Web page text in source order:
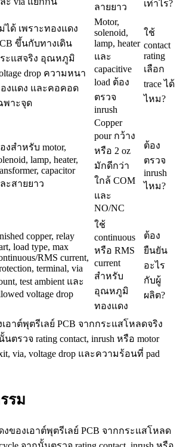
ลายยาว
เท่าไร?
ได้ เพราะทองแดง
ขึ้นกับทางเดิน
ะแสจริง อุณหภูมิ
drop ความหนา
งแดง และคอคอด
พาะจุด
Motor,
solenoid,
lamp, heater
และ
capacitive
load ต้อง
ตรวจ
inrush
ใช้
contact
rating
เลือก
trace ได้
ไหม?
งสำหรับ motor,
lamp, heater,
capacitor
ะสายยาว
Copper
pour กว้าง
หรือ 2 oz
มักดีกว่า
ใกล้ COM
และ
NO/NC
ต้อง
ตรวจ
inrush
ไหม?
copper, relay
load type, max
RMS current,
terminal, via
test ambient และ
voltage drop
ใช้
continuous
หรือ RMS
current
สำหรับ
อุณหภูมิ
ทองแดง
ต้อง
ยืนยัน
อะไร
กับผู้
ผลิต?
อาต์พุตรีเลย์ PCB จากกระแสโหลดจริง
ตรวจ rating contact, inrush หรือ motor
via, voltage drop และความร้อนที่ pad
รม
ของเอาต์พุตรีเลย์ PCB จากกระแสโหลด